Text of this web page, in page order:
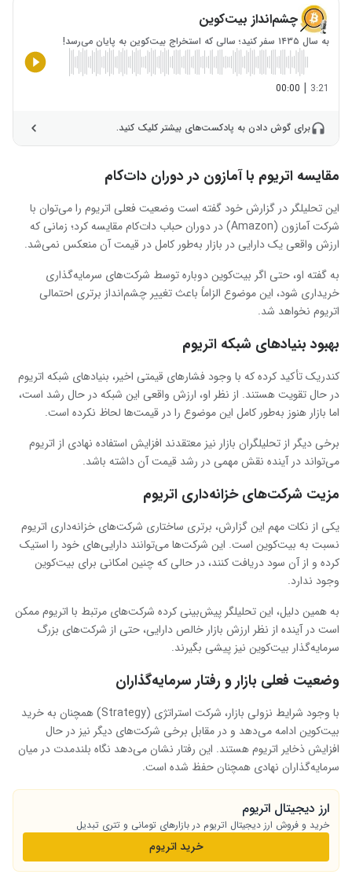
چشم‌انداز بیت‌کوین
به سال ۱۴۳۵ سفر کنید؛ سالی که استخراج بیت‌کوین به پایان می‌رسد!
3:21
|
00:00
برای گوش دادن به پادکست‌های بیشتر کلیک کنید.
مقایسه اتریوم با آمازون در دوران دات‌کام
این تحلیلگر در گزارش خود گفته است وضعیت فعلی اتریوم را می‌توان با
شرکت آمازون (Amazon) در دوران حباب دات‌کام مقایسه کرد؛ زمانی که
ارزش واقعی یک دارایی در بازار به‌طور کامل در قیمت آن منعکس نمی‌شد.
به گفته او، حتی اگر بیت‌کوین دوباره توسط شرکت‌های سرمایه‌گذاری
خریداری شود، این موضوع الزاماً باعث تغییر چشم‌انداز برتری احتمالی
اتریوم نخواهد شد.
بهبود بنیادهای شبکه اتریوم
کندریک تأکید کرده که با وجود فشارهای قیمتی اخیر، بنیادهای شبکه اتریوم
در حال تقویت هستند. از نظر او، ارزش واقعی این شبکه در حال رشد است،
اما بازار هنوز به‌طور کامل این موضوع را در قیمت‌ها لحاظ نکرده است.
برخی دیگر از تحلیلگران بازار نیز معتقدند افزایش استفاده نهادی از اتریوم
می‌تواند در آینده نقش مهمی در رشد قیمت آن داشته باشد.
مزیت شرکت‌های خزانه‌داری اتریوم
یکی از نکات مهم این گزارش، برتری ساختاری شرکت‌های خزانه‌داری اتریوم
نسبت به بیت‌کوین است. این شرکت‌ها می‌توانند دارایی‌های خود را استیک
کرده و از آن سود دریافت کنند، در حالی که چنین امکانی برای بیت‌کوین
وجود ندارد.
به همین دلیل، این تحلیلگر پیش‌بینی کرده شرکت‌های مرتبط با اتریوم ممکن
است در آینده از نظر ارزش بازار خالص دارایی، حتی از شرکت‌های بزرگ
سرمایه‌گذار بیت‌کوین نیز پیشی بگیرند.
وضعیت فعلی بازار و رفتار سرمایه‌گذاران
با وجود شرایط نزولی بازار، شرکت استراتژی (Strategy) همچنان به خرید
بیت‌کوین ادامه می‌دهد و در مقابل برخی شرکت‌های دیگر نیز در حال
افزایش ذخایر اتریوم هستند. این رفتار نشان می‌دهد نگاه بلندمدت در میان
سرمایه‌گذاران نهادی همچنان حفظ شده است.
ارز دیجیتال اتریوم
خرید و فروش ارز دیجیتال اتریوم در بازارهای تومانی و تتری تبدیل
خرید اتریوم